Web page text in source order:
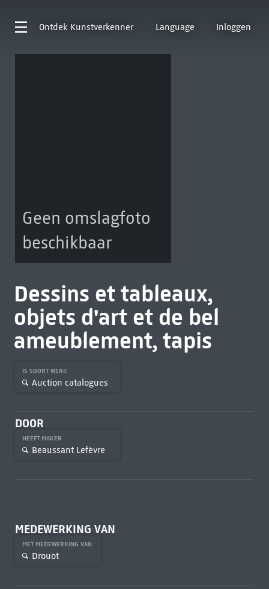
Ontdek Kunstverkenner Language Inloggen
Geen omslagfoto
beschikbaar
Dessins et tableaux,
objets d'art et de bel
ameublement, tapis
IS SOORT WERK
Auction catalogues
DOOR
HEEFT MAKER
Beaussant Lefèvre
MEDEWERKING VAN
MET MEDEWERKING VAN
Drouot